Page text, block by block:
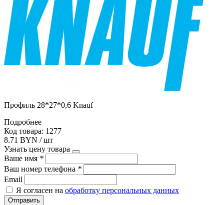
Профиль 28*27*0,6 Knauf
Подробнее
Код товара: 1277
8.71 BYN / шт
Узнать цену товара
Ваше имя *
Ваш номер телефона *
Email
Я согласен на обработку персональных данных
Отправить